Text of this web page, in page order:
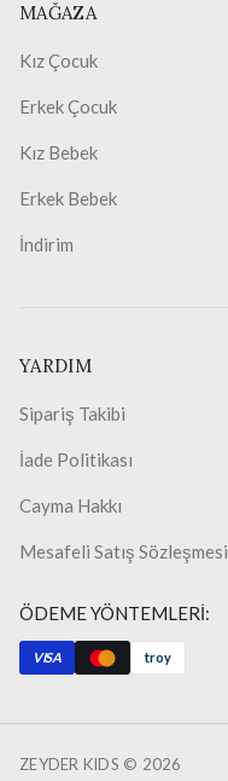
MAĞAZA
Kız Çocuk
Erkek Çocuk
Kız Bebek
Erkek Bebek
İndirim
YARDIM
Sipariş Takibi
İade Politikası
Cayma Hakkı
Mesafeli Satış Sözleşmesi
ÖDEME YÖNTEMLERİ:
VISA troy
ZEYDER KIDS © 2026